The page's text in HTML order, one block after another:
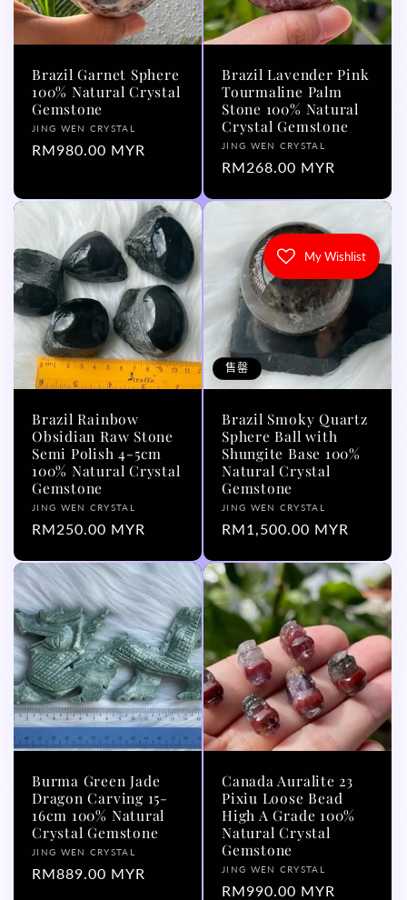
Brazil Garnet Sphere
100% Natural Crystal
Gemstone
厂
商：
JING WEN CRYSTAL
常
格
RM980.00 MYR
Brazil Lavender Pink
Tourmaline Palm
Stone 100% Natural
Crystal Gemstone
厂
商：
JING WEN CRYSTAL
常
RM268.00 MYR
Brazil Rainbow
Obsidian Raw Stone
Semi Polish 4-5cm
100% Natural Crystal
Gemstone
厂
商：
JING WEN CRYSTAL
常
价
格
RM250.00 MYR
售罄
Brazil Smoky Quartz
Sphere Ball with
Shungite Base 100%
Natural Crystal
Gemstone
厂
商：
JING WEN CRYSTAL
常
价
格
RM1,500.00 MYR
Burma Green Jade
Dragon Carving 15-
16cm 100% Natural
Crystal Gemstone
厂
商：
JING WEN CRYSTAL
常
RM889.00 MYR
Canada Auralite 23
Pixiu Loose Bead
High A Grade 100%
Natural Crystal
Gemstone
厂
商：
JING WEN CRYSTAL
常
RM990.00 MYR
My Wishlist